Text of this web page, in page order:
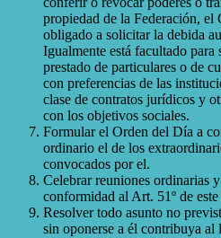
propiedad de la Federación, el
obligado a solicitar la debida
Igualmente está facultado
prestado de particulares o de
con preferencias de las
clase de contratos jurídicos y
con los objetivos sociales.
Formular el Orden del Día a
ordinario el de los
convocados por el.
Celebrar reuniones ordinarias
conformidad al Art. 51º de este
Resolver todo asunto no
sin oponerse a él contribuya